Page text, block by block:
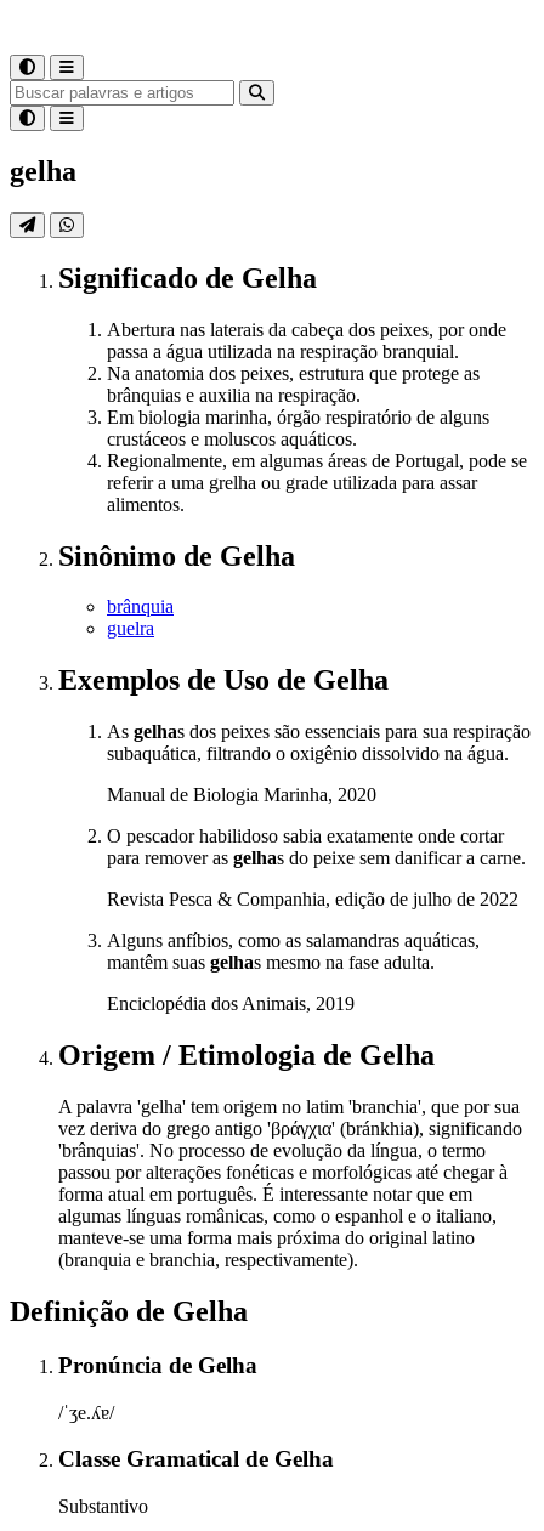
gelha
Significado de Gelha
Abertura nas laterais da cabeça dos peixes, por onde
passa a água utilizada na respiração branquial.
Na anatomia dos peixes, estrutura que protege as
brânquias e auxilia na respiração.
Em biologia marinha, órgão respiratório de alguns
crustáceos e moluscos aquáticos.
Regionalmente, em algumas áreas de Portugal, pode se
referir a uma grelha ou grade utilizada para assar
alimentos.
Sinônimo de Gelha
brânquia
guelra
Exemplos de Uso de Gelha
As gelhas dos peixes são essenciais para sua respiração
subaquática, filtrando o oxigênio dissolvido na água.
Manual de Biologia Marinha, 2020
O pescador habilidoso sabia exatamente onde cortar
para remover as gelhas do peixe sem danificar a carne.
Revista Pesca & Companhia, edição de julho de 2022
Alguns anfíbios, como as salamandras aquáticas,
mantêm suas gelhas mesmo na fase adulta.
Enciclopédia dos Animais, 2019
Origem / Etimologia de Gelha
A palavra 'gelha' tem origem no latim 'branchia', que por sua
vez deriva do grego antigo 'βράγχια' (bránkhia), significando
'brânquias'. No processo de evolução da língua, o termo
passou por alterações fonéticas e morfológicas até chegar à
forma atual em português. É interessante notar que em
algumas línguas românicas, como o espanhol e o italiano,
manteve-se uma forma mais próxima do original latino
(branquia e branchia, respectivamente).
Definição de Gelha
Pronúncia de Gelha
/ˈʒe.ʎɐ/
Classe Gramatical de Gelha
Substantivo